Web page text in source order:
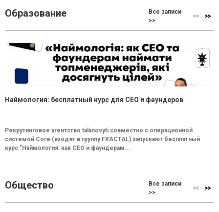
Образование
Все записи
>>
Наймология: бесплатный курс для CEO и фаундеров
Рекрутинговое агентство talanovyti совместно с операционной
системой Core (входят в группу FRACTAL) запускают бесплатный
курс "Наймология: как СEO и фаундерам...
Общество
Все записи
>>